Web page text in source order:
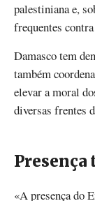
palestiniana e,
frequentes
Damasco tem
também
elevar a moral
diversas frentes
Presença
«A presença do